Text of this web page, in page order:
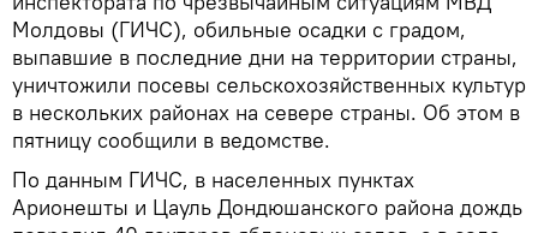
Молдовы (ГИЧС), обильные осадки с градом,
выпавшие в последние дни на территории страны,
уничтожили посевы сельскохозяйственных культур
в нескольких районах на севере страны. Об этом в
пятницу сообщили в ведомстве.
По данным ГИЧС, в населенных пунктах
Арионешты и Цауль Дондюшанского района дождь